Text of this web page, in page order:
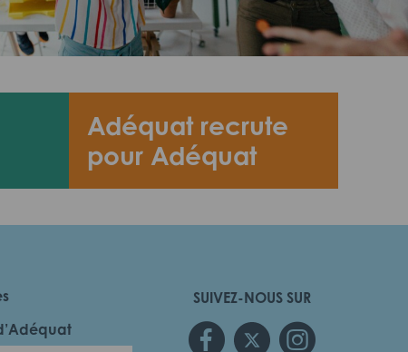
Adéquat recrute
pour Adéquat
SUIVEZ-NOUS SUR